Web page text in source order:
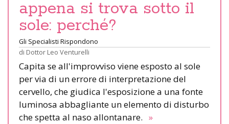
appena si trova sotto il
sole: perché?
Gli Specialisti Rispondono
di Dottor Leo Venturelli
Capita se all'improvviso viene esposto al sole
per via di un errore di interpretazione del
cervello, che giudica l'esposizione a una fonte
luminosa abbagliante un elemento di disturbo
che spetta al naso allontanare. »